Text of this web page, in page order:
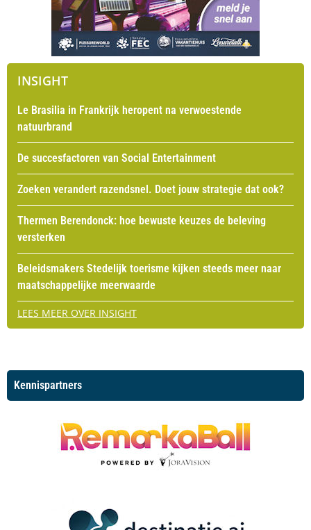
INSIGHT
Le Brasilia in Frankrijk heropent na verwoestende
natuurbrand
De succesfactoren van Social Entertainment
Zoeken verandert razendsnel. Doet jouw strategie dat ook?
Thermen Berendonck: hoe bewuste keuzes de beleving
versterken
Beleidsmakers Stedelijk toerisme kijken steeds meer naar
maatschappelijke meerwaarde
LEES MEER OVER INSIGHT
Kennispartners